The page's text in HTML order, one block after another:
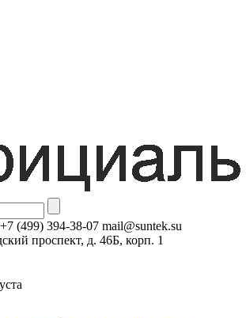
(499) 394-38-07 mail@suntek.su
проспект, д. 46Б, корп. 1